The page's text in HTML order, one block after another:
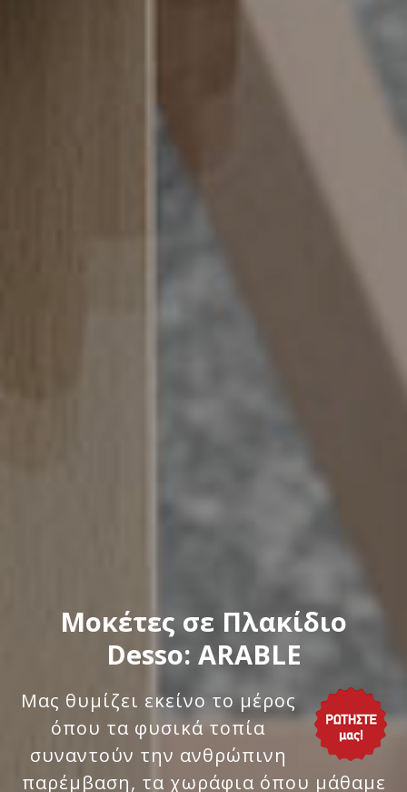
Μοκέτες σε Πλακίδιο
Desso: ARABLE
Μας θυμίζει εκείνο το μέρος
όπου τα φυσικά τοπία
συναντούν την ανθρώπινη
παρέμβαση, τα χωράφια όπου μάθαμε